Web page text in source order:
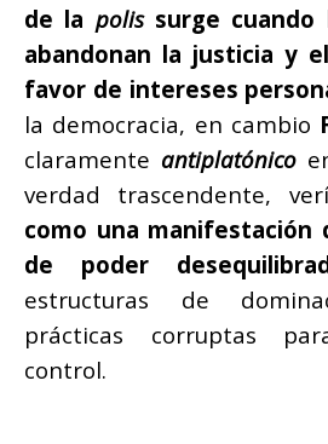
de la polissurge cuando
abandonan la justicia y
favor de intereses
la democracia, en cambio
claramente antiplatónico
verdad trascendente,
como una manifestación
de poder
estructuras de
prácticas corruptas
control.